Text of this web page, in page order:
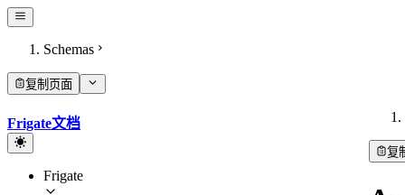
Schemas
复制页面
Frigate文档
Frigate
复